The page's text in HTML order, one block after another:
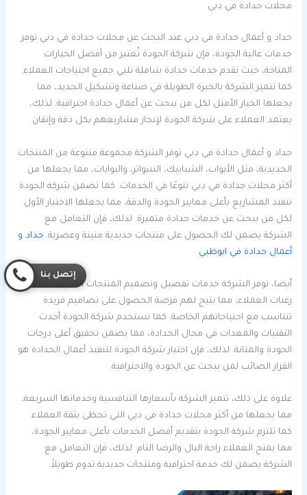
محلات حدادة في دبي
حداد و أعمال حدادة في دبي عند البحث عن محلات حدادة في دبي توفر
خدمات عالية الجودة، فإن شركة الجودة تُعتبر من أفضل الخيارات
المتاحة، حيث تقدم خدمات حدادة شاملة تلبي جميع احتياجات العملاء.
كما تتميز الشركة بالخبرة الطويلة في صناعة وتشكيل الحديد، مما
يجعلها الخيار الأمثل لكل من يبحث عن أعمال حدادة احترافية. لذلك،
يعتمد العملاء على شركة الجودة لإنجاز مشاريعهم بكل دقة وإتقان.
حداد و أعمال حدادة في دبي توفر الشركة مجموعة متنوعة من المنتجات
الحديدية، مثل الأبواب، الشبابيك، السواتر، والبوابات، مما يجعلها من
أكثر محلات حدادة في دبي تنوعًا في الخدمات. كما تضمن شركة الجودة
تنفيذ المشاريع بأعلى معايير الجودة والدقة، مما يجعلها الاختيار الأول
لكل من يبحث عن خدمات حدادة متميزة. لذلك، فإن التعامل مع
الشركة يضمن لك الحصول على منتجات حديدية متينة وعصرية.حداد و
أعمال حدادة في ابوظبي
أيضا، توفر الشركة خدمات تفصيل وتصميم المنتجات الحديدية حسب
رغبات العملاء، مما يتيح لهم فرصة الحصول على تصاميم فريدة
تتناسب مع احتياجاتهم الخاصة. كما تستخدم شركة الجودة أحدث
التقنيات والمعدات في مجال الحدادة، مما يضمن تحقيق أعلى درجات
الجودة والمتانة. لذلك، فإن اختيار شركة الجودة لتنفيذ أعمال الحدادة هو
القرار الصائب لمن يبحث عن الجودة والاحترافية.
علاوة على ذلك، تتميز الشركة بأسعارها التنافسية وخدماتها السريعة،
مما يجعلها من أكثر محلات حدادة في دبي التي تحظى بثقة العملاء.
كما تلتزم شركة الجودة بتقديم أفضل الخدمات بأعلى معايير الجودة،
مما يمنح العملاء راحة البال والرضا التام. لذلك، فإن التعامل مع
الشركة يضمن لك خدمة احترافية ومنتجات حديدية تدوم طويلاً.
إتصل بنا